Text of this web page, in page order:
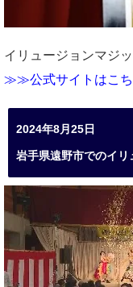
イリュージョンマジ
≫≫公式サイトはこち
2024年8月25日
岩手県遠野市でのイリ